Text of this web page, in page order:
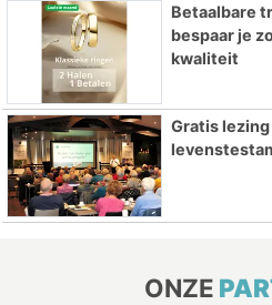
Betaalbare
bespaar je
kwaliteit
Gratis
ONZE